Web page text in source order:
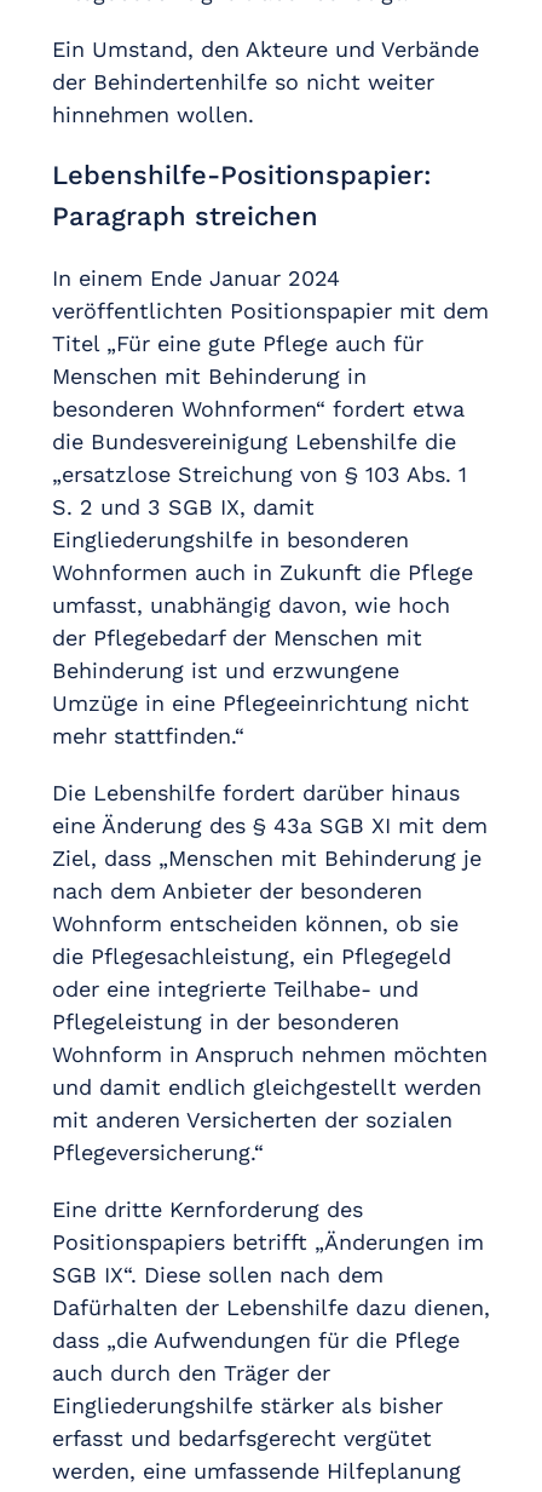
Ein Umstand, den Akteure und Verbände
der Behindertenhilfe so nicht weiter
hinnehmen wollen.
Lebenshilfe-Positionspapier:
Paragraph streichen
In einem Ende Januar 2024
veröffentlichten Positionspapier mit dem
Titel „Für eine gute Pflege auch für
Menschen mit Behinderung in
besonderen Wohnformen“ fordert etwa
die Bundesvereinigung Lebenshilfe die
„ersatzlose Streichung von § 103 Abs. 1
S. 2 und 3 SGB IX, damit
Eingliederungshilfe in besonderen
Wohnformen auch in Zukunft die Pflege
umfasst, unabhängig davon, wie hoch
der Pflegebedarf der Menschen mit
Behinderung ist und erzwungene
Umzüge in eine Pflegeeinrichtung nicht
mehr stattfinden.“
Die Lebenshilfe fordert darüber hinaus
eine Änderung des § 43a SGB XI mit dem
Ziel, dass „Menschen mit Behinderung je
nach dem Anbieter der besonderen
Wohnform entscheiden können, ob sie
die Pflegesachleistung, ein Pflegegeld
oder eine integrierte Teilhabe- und
Pflegeleistung in der besonderen
Wohnform in Anspruch nehmen möchten
und damit endlich gleichgestellt werden
mit anderen Versicherten der sozialen
Pflegeversicherung.“
Eine dritte Kernforderung des
Positionspapiers betrifft „Änderungen im
SGB IX“. Diese sollen nach dem
Dafürhalten der Lebenshilfe dazu dienen,
dass „die Aufwendungen für die Pflege
auch durch den Träger der
Eingliederungshilfe stärker als bisher
erfasst und bedarfsgerecht vergütet
werden, eine umfassende Hilfeplanung